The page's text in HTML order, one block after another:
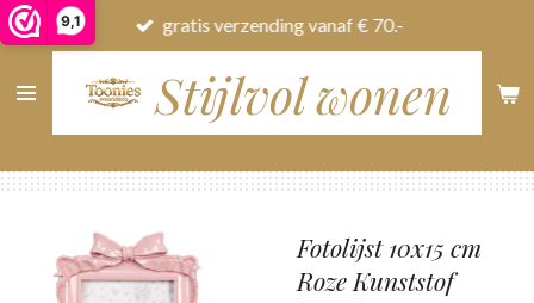
9,1
Ga
direct
naar
Stijlvol wonen
gratis verzending vanaf € 70.-
Fotolijst 10x15 cm
Roze Kunststof